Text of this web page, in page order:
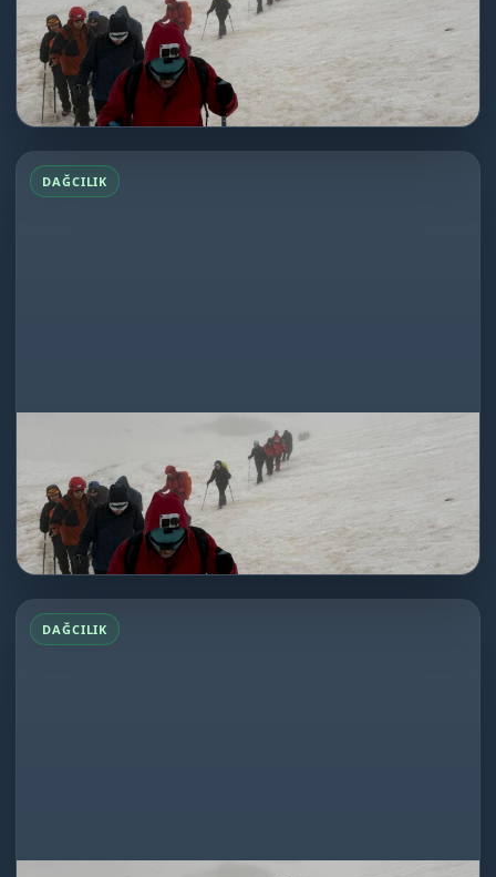
★★★★★
Ne yaptıklarını iyi bilen, deneyimli , herşeyi en ince
detayına kadar önemseyen ve...
DEVAMINI OKU Emler Dağı Tırmanışı
DAĞCILIK
★★★★★
İlk deneyimime rağmen eğlenceli fakat bir o kadar da...
DEVAMINI OKU Emler Dağı Tırmanışı
DAĞCILIK